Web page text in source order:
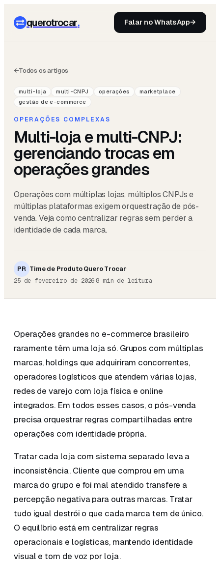
querotrocar. Falar no WhatsApp→
←Todos os artigos
multi-loja multi-CNPJ operações
marketplace
gestão de e-commerce
OPERAÇÕES COMPLEXAS
Multi-loja e multi-CNPJ:
gerenciando trocas em
operações grandes
Operações com múltiplas lojas, múltiplos CNPJs e
múltiplas plataformas exigem orquestração de pós-
venda. Veja como centralizar regras sem perder a
identidade de cada marca.
PR Time de Produto Quero Trocar·
25 de fevereiro de 2026·8 min de leitura
Operações grandes no e-commerce brasileiro
raramente têm uma loja só. Grupos com múltiplas
marcas, holdings que adquiriram concorrentes,
operadores logísticos que atendem várias lojas,
redes de varejo com loja física e online
integrados. Em todos esses casos, o pós-venda
precisa orquestrar regras compartilhadas entre
operações com identidade própria.
Tratar cada loja com sistema separado leva a
inconsistência. Cliente que comprou em uma
marca do grupo e foi mal atendido transfere a
percepção negativa para outras marcas. Tratar
tudo igual destrói o que cada marca tem de único.
O equilíbrio está em centralizar regras
operacionais e logísticas, mantendo identidade
visual e tom de voz por loja.